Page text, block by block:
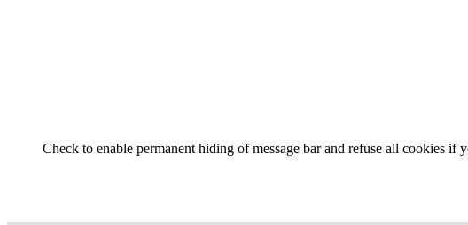
Check to enable permanent hiding of message bar and refuse all cookies